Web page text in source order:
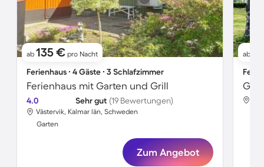
ab 135 € pro Nacht
Ferienhaus ∙ 4 Gäste ∙ 3 Schlafzimmer
Ferienhaus mit Garten und Grill
4.0 Sehr gut (19 Bewertungen)
Västervik, Kalmar län, Schweden
Garten
Zum Angebot
ab